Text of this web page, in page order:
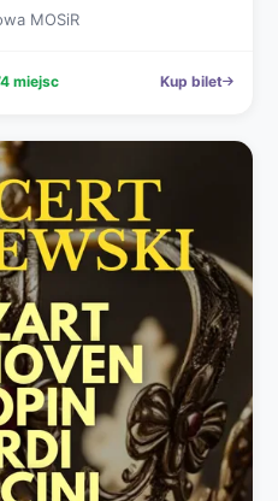
MOSiR
miejsc Kup bilet